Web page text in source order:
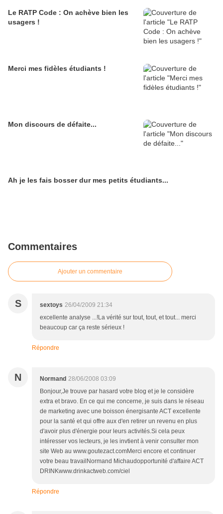
Le RATP Code : On achève bien les
usagers !
Merci mes fidèles étudiants !
Mon discours de défaite...
Ah je les fais bosser dur mes petits étudiants...
Commentaires
Ajouter un commentaire
S sextoys 26/04/2009 21:34
excellente analyse ...!La vérité sur tout, tout, et tout... merci
beaucoup car ça reste sérieux !
Répondre
N Normand 28/06/2008 03:09
Bonjour,Je trouve par hasard votre blog et je le considère
extra et bravo. En ce qui me concerne, je suis dans le réseau
de marketing avec une boisson énergisante ACT excellente
pour la santé et qui offre aux d'en retirer un revenu en plus
d'avoir plus d'énergie pour leurs activités.Si cela peux
intéresser vos lecteurs, je les invtient à venir consulter mon
site Web au www.goutezact.comMerci encore et continuer
votre beau travailNormand Michaudopportunité d'affaire ACT
DRINKwww.drinkactweb.com/ciel
Répondre